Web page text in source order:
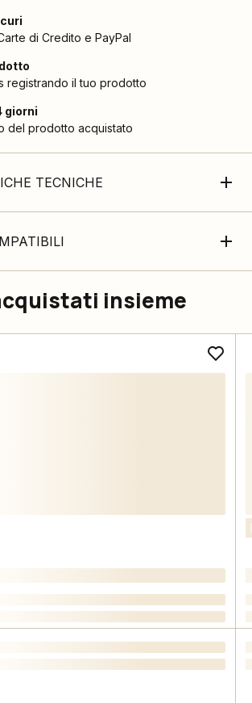
di Credito e PayPal
registrando il tuo prodotto
giorni
del prodotto acquistato
TECNICHE
insieme